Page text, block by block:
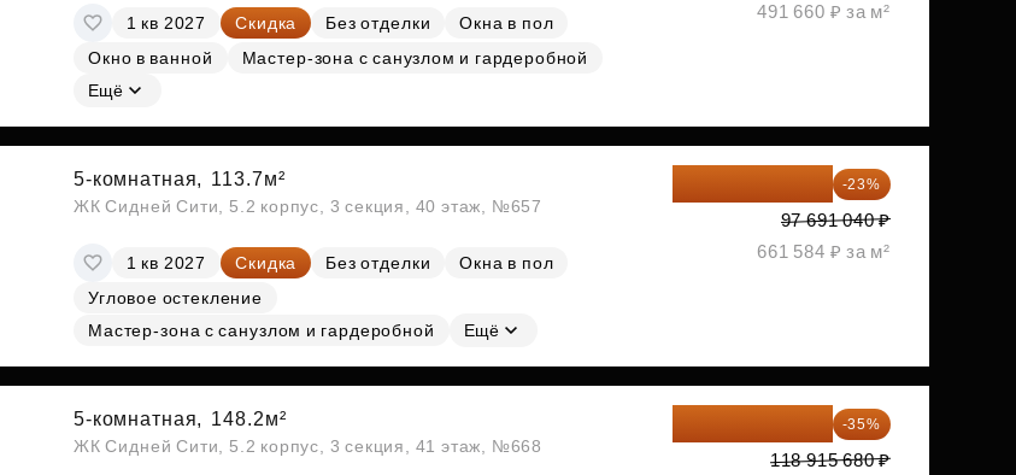
1 кв 2027 Скидка Без отделки
Окна в пол
Окно в ванной
Мастер-зона с санузлом и гардеробной
Ещё
491 660 ₽ за м²
5-комнатная, 113.7м²
ЖК Сидней Сити, 5.2 корпус, 3 секция, 40 этаж, №657
1 кв 2027 Скидка Без отделки
Окна в пол
Угловое остекление
Мастер-зона с санузлом и гардеробной
Ещё
-23%
97 691 040 ₽
661 584 ₽ за м²
5-комнатная, 148.2м²
ЖК Сидней Сити, 5.2 корпус, 3 секция, 41 этаж, №668
-35%
118 915 680 ₽